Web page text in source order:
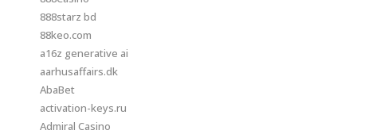
888starz bd
88keo.com
a16z generative ai
aarhusaffairs.dk
AbaBet
activation-keys.ru
Admiral Casino